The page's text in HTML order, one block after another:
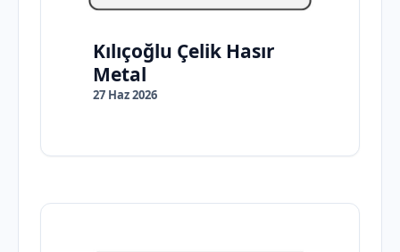
Kılıçoğlu Çelik Hasır
Metal
27 Haz 2026